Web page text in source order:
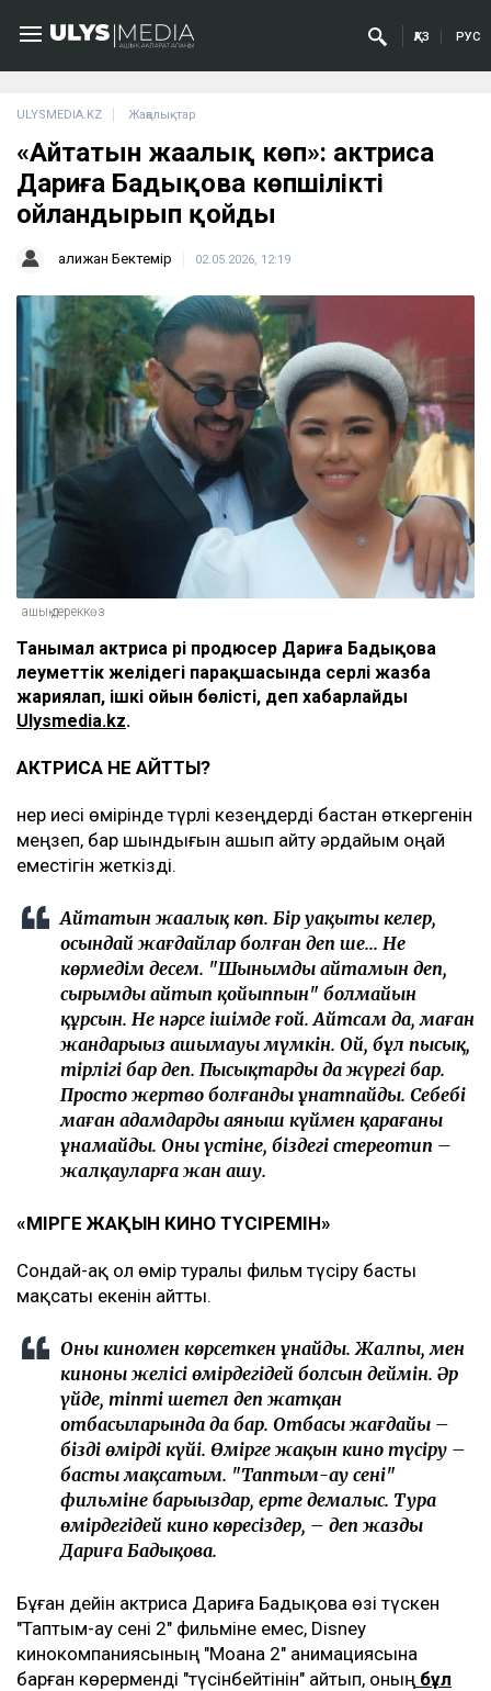
ҚАЗ РУС
ULYSMEDIA.KZ Жаңалықтар
«Айтатын жаңалық көп»: актриса
Дариға Бадықова көпшілікті
ойландырып қойды
Қалижан Бектемір 02.05.2026, 12:19
ашық дереккөз
Танымал актриса әрі продюсер Дариға Бадықова
әлеуметтік желідегі парақшасында әсерлі жазба
жариялап, ішкі ойын бөлісті, деп хабарлайды
Ulysmedia.kz.
АКТРИСА НЕ АЙТТЫ?
Өнер иесі өмірінде түрлі кезеңдерді бастан өткергенін
меңзеп, бар шындығын ашып айту әрдайым оңай
еместігін жеткізді.
Айтатын жаңалық көп. Бір уақыты келер,
осындай жағдайлар болған деп ше... Не
көрмедім десем. "Шынымды айтамын деп,
сырымды айтып қойыппын" болмайын
құрсын. Не нәрсе ішімде ғой. Айтсам да, маған
жандарыңыз ашымауы мүмкін. Ой, бұл пысық,
тірлігі бар деп. Пысықтардың да жүрегі бар.
Просто жертво болғанды ұнатпайды. Себебі
маған адамдардың аяныш күймен қарағаны
ұнамайды. Оның үстіне, біздегі стереотип –
жалқауларға жан ашу.
«ӨМІРГЕ ЖАҚЫН КИНО ТҮСІРЕМІН»
Сондай-ақ ол өмір туралы фильм түсіру басты
мақсаты екенін айтты.
Оны киномен көрсеткен ұнайды. Жалпы, мен
киноның желісі өмірдегідей болсын деймін. Әр
үйде, тіпті шетел деп жатқан
отбасыларында да бар. Отбасы жағдайы –
біздің өмірдің күйі. Өмірге жақын кино түсіру –
басты мақсатым. "Таптым-ау сені"
фильміне барыңыздар, ертең демалыс. Тура
өмірдегідей кино көресіздер, – деп жазды
Дариға Бадықова.
Бұған дейін актриса Дариға Бадықова өзі түскен
"Таптым-ау сені 2" фильміне емес, Disney
кинокомпаниясының "Моана 2" анимациясына
барған көрерменді "түсінбейтінін" айтып, оның бұл